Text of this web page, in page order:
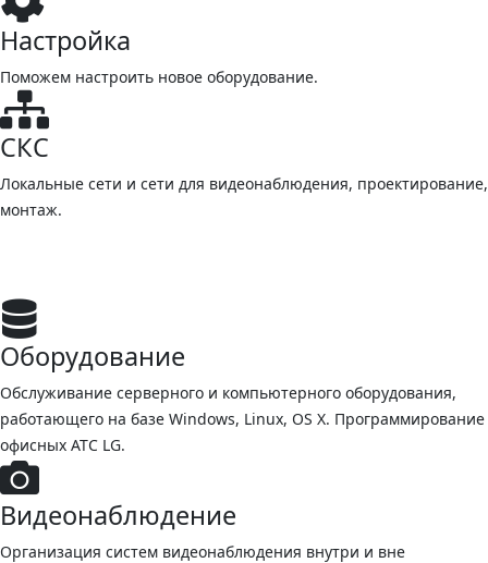
Настройка
Поможем настроить новое оборудование.
СКС
Локальные сети и сети для видеонаблюдения, проектирование,
монтаж.
Оборудование
Обслуживание серверного и компьютерного оборудования,
работающего на базе Windows, Linux, OS X. Программирование
офисных АТС LG.
Видеонаблюдение
Организация систем видеонаблюдения внутри и вне